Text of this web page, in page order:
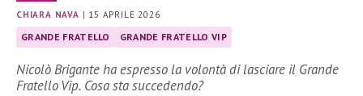
CHIARA NAVA | 15 APRILE 2026
GRANDE FRATELLO GRANDE FRATELLO VIP
Nicolò Brigante ha espresso la volontà di lasciare il Grande
Fratello Vip. Cosa sta succedendo?